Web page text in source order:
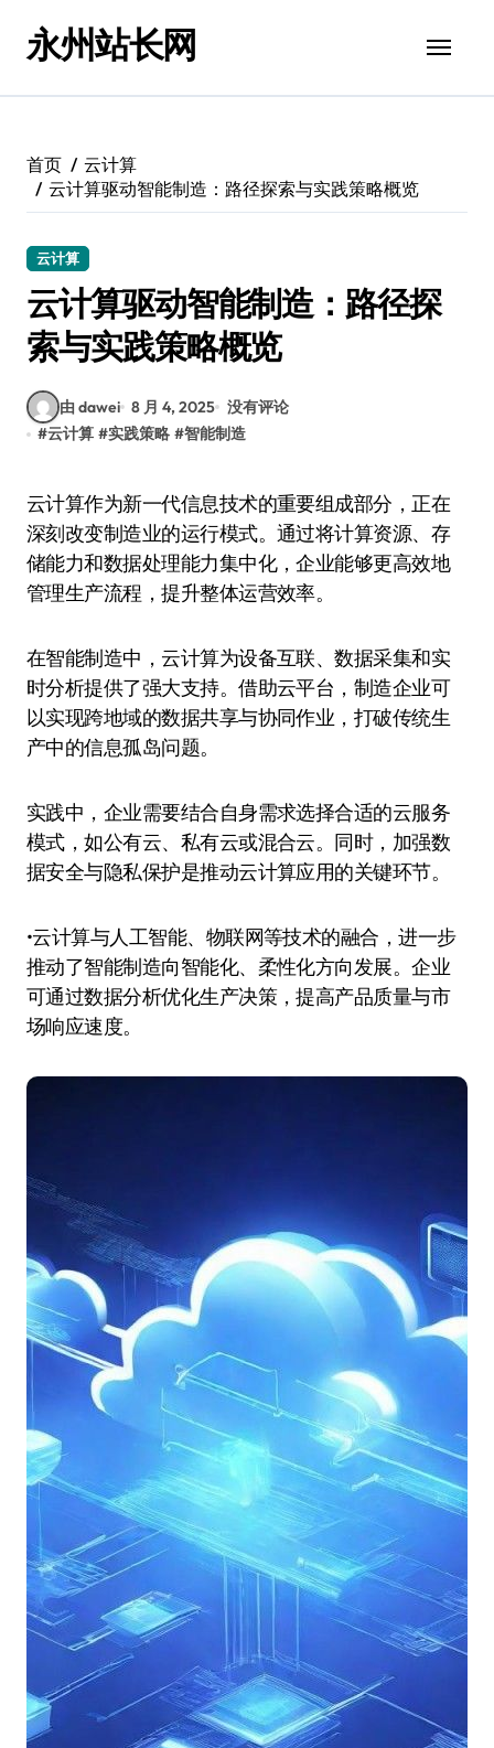
永州站长网
首页
云计算
云计算驱动智能制造：路径探索与实践策略概览
云计算
云计算驱动智能制造：路径探
索与实践策略概览
由 dawei 8 月 4, 2025 没有评论
#云计算 #实践策略 #智能制造
云计算作为新一代信息技术的重要组成部分，正在
深刻改变制造业的运行模式。通过将计算资源、存
储能力和数据处理能力集中化，企业能够更高效地
管理生产流程，提升整体运营效率。
在智能制造中，云计算为设备互联、数据采集和实
时分析提供了强大支持。借助云平台，制造企业可
以实现跨地域的数据共享与协同作业，打破传统生
产中的信息孤岛问题。
实践中，企业需要结合自身需求选择合适的云服务
模式，如公有云、私有云或混合云。同时，加强数
据安全与隐私保护是推动云计算应用的关键环节。
•云计算与人工智能、物联网等技术的融合，进一步
推动了智能制造向智能化、柔性化方向发展。企业
可通过数据分析优化生产决策，提高产品质量与市
场响应速度。